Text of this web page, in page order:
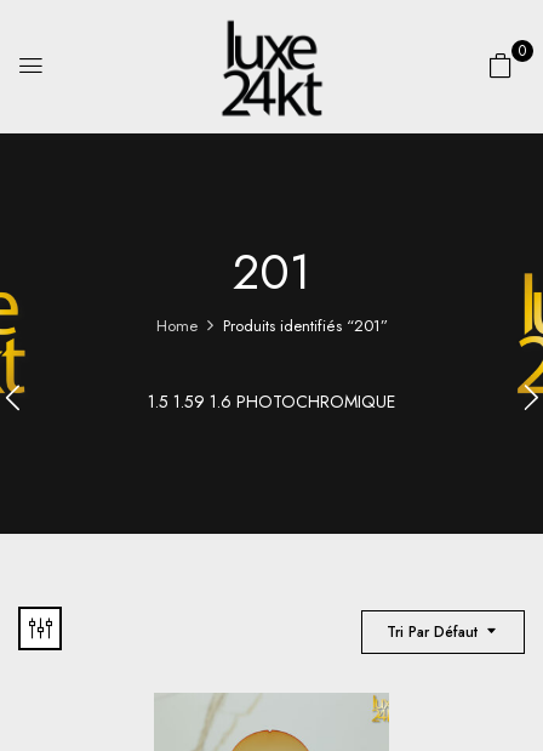
0
201
Home Produits identifiés “201”
1.5 1.59 1.6 PHOTOCHROMIQUE
Tri Par Défaut